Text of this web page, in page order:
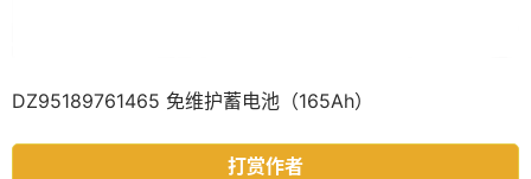
DZ95189761465 免维护蓄电池（165Ah）
打赏作者